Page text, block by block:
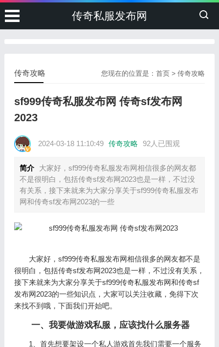
传奇私服发布网
您现在的位置是：首页 >传奇攻略
传奇攻略
sf999传奇私服发布网 传奇sf发布网
2023
2024-03-18 11:10:49 传奇攻略 92人已围观
简介
大家好，sf999传奇私服发布网相信很多的网友都
不是很明白，包括传奇sf发布网2023也是一样，不过没
有关系，接下来就来为大家分享关于sf999传奇私服发布
网和传奇sf发布网2023的一些
大家好，sf999传奇私服发布网相信很多的网友都不是
很明白，包括传奇sf发布网2023也是一样，不过没有关系，
接下来就来为大家分享关于sf999传奇私服发布网和传奇sf
发布网2023的一些知识点，大家可以关注收藏，免得下次
来找不到哦，下面我们开始吧。
一、我要做游戏私服，应该找什么服务器
1、首先想要架设一个私人游戏首先我们需要一个服务